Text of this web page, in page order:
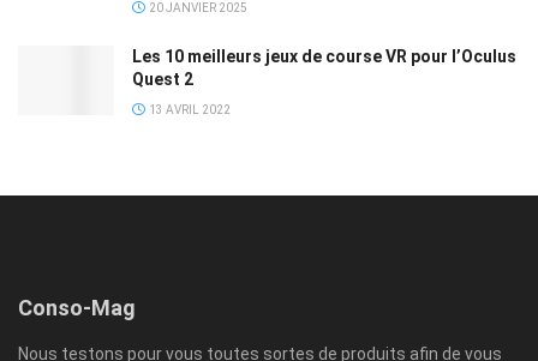
20 JANVIER 2025
Les 10 meilleurs jeux de course VR pour l’Oculus
Quest 2
13 AVRIL 2022
Conso-Mag
Nous testons pour vous toutes sortes de produits afin de vous